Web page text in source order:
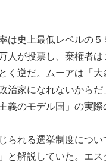
史上最低レベルの５
人が投票し、棄権者
く逆だ。ムーアは「
治家になれないから
義のモデル国」の実際
れる選挙制度につい
と解説していた。エ